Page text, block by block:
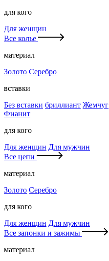
для кого
Для женщин
Все колье
материал
Золото Серебро
вставки
Без вставки бриллиант Жемчуг
Фианит
для кого
Для женщин Для мужчин
Все цепи
материал
Золото Серебро
для кого
Для женщин Для мужчин
Все запонки и зажимы
материал